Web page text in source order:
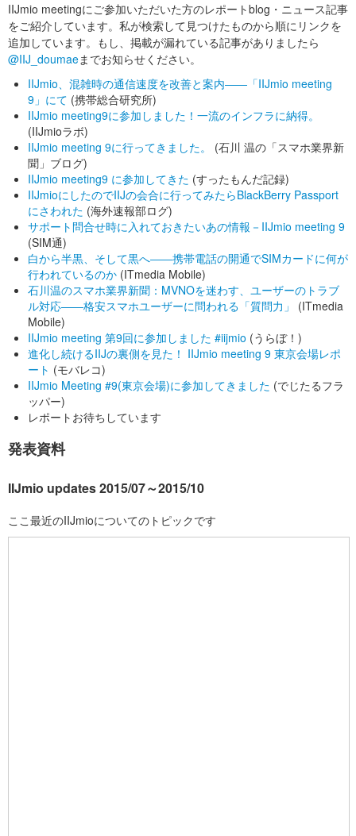
IIJmio meetingにご参加いただいた方のレポートblog・ニュース記事
をご紹介しています。私が検索して見つけたものから順にリンクを
追加しています。もし、掲載が漏れている記事がありましたら
@IIJ_doumaeまでお知らせください。
IIJmio、混雑時の通信速度を改善と案内――「IIJmio meeting
9」にて (携帯総合研究所)
IIJmio meeting9に参加しました！一流のインフラに納得。
(IIJmioラボ)
IIJmio meeting 9に行ってきました。
(石川 温の「スマホ業界新
聞」ブログ)
IIJmio meeting9 に参加してきた (すったもんだ記録)
IIJmioにしたのでIIJの会合に行ってみたらBlackBerry Passport
にさわれた (海外速報部ログ)
サポート問合せ時に入れておきたいあの情報－IIJmio meeting 9
(SIM通)
白から半黒、そして黒へ――携帯電話の開通でSIMカードに何が
行われているのか (ITmedia Mobile)
石川温のスマホ業界新聞：MVNOを迷わす、ユーザーのトラブ
ル対応――格安スマホユーザーに問われる「質問力」
(ITmedia
Mobile)
IIJmio meeting 第9回に参加しました #iijmio (うらぼ！)
進化し続けるIIJの裏側を見た！ IIJmio meeting 9 東京会場レポ
ート (モバレコ)
IIJmio Meeting #9(東京会場)に参加してきました (でじたるフラ
ッパー)
レポートお待ちしています
発表資料
IIJmio updates 2015/07～2015/10
ここ最近のIIJmioについてのトピックです